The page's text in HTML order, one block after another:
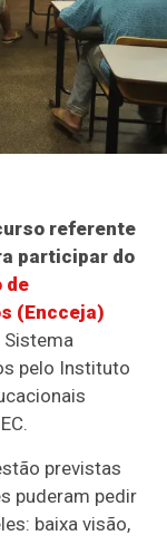
referente
participar do
de
(Encceja)
Sistema
pelo Instituto
previstas
puderam pedir
baixa visão,